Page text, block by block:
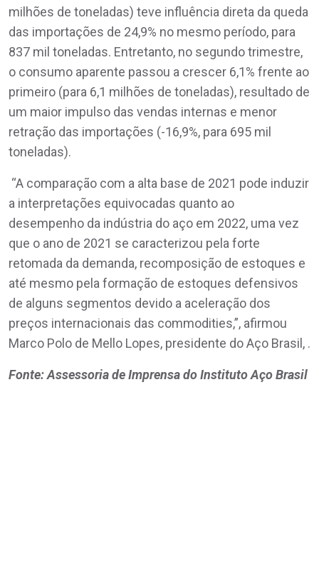
milhões de toneladas) teve influência direta da queda
das importações de 24,9% no mesmo período, para
837 mil toneladas. Entretanto, no segundo trimestre,
o consumo aparente passou a crescer 6,1% frente ao
primeiro (para 6,1 milhões de toneladas), resultado de
um maior impulso das vendas internas e menor
retração das importações (-16,9%, para 695 mil
toneladas).
“A comparação com a alta base de 2021 pode induzir
a interpretações equivocadas quanto ao
desempenho da indústria do aço em 2022, uma vez
que o ano de 2021 se caracterizou pela forte
retomada da demanda, recomposição de estoques e
até mesmo pela formação de estoques defensivos
de alguns segmentos devido a aceleração dos
preços internacionais das commodities,”, afirmou
Marco Polo de Mello Lopes, presidente do Aço Brasil, .
Fonte: Assessoria de Imprensa do Instituto Aço Brasil